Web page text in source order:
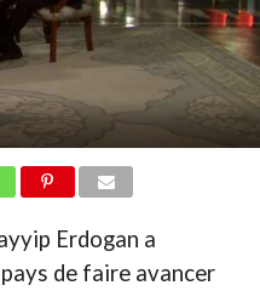
Erdogan a
de faire avancer